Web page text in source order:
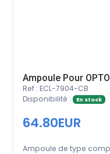
Ampoule Pour
Ref : ECL-7904-CB
Disponibilité :
En stock
64.80EUR
Ampoule de type